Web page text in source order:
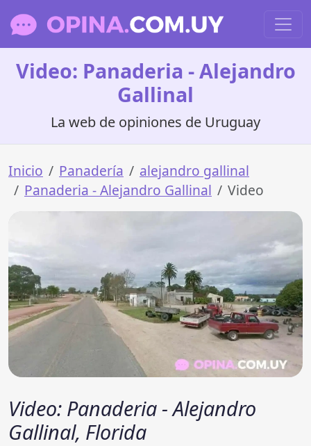
Video: Panaderia - Alejandro
Gallinal
La web de opiniones de Uruguay
Inicio Panadería
alejandro gallinal
Panaderia - Alejandro Gallinal
Video
Video: Panaderia - Alejandro
Gallinal, Florida